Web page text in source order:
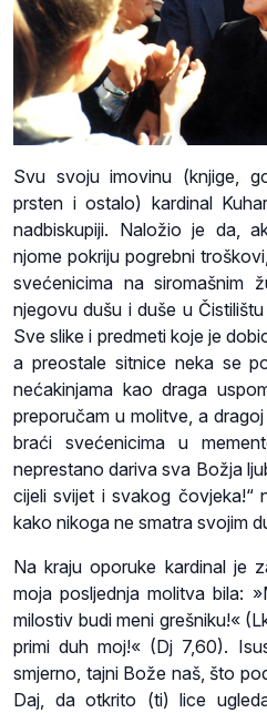
Svu svoju imovinu (knjige,
prsten i ostalo) kardinal
nadbiskupiji. Naložio je da,
njome pokriju pogrebni
svećenicima na siromašnim
njegovu dušu i duše u
Sve slike i predmeti koje je
a preostale sitnice neka se
nećakinjama kao draga
preporučam u molitve, a
braći svećenicima u
neprestano dariva sva Božja
cijeli svijet i svakog čovjeka!“
kako nikoga ne smatra svojim
Na kraju oporuke kardinal je
moja posljednja molitva bila:
milostiv budi meni grešniku!«
primi duh moj!« (Dj 7,60).
smjerno, tajni Bože naš, što
Daj, da otkrito (ti) lice